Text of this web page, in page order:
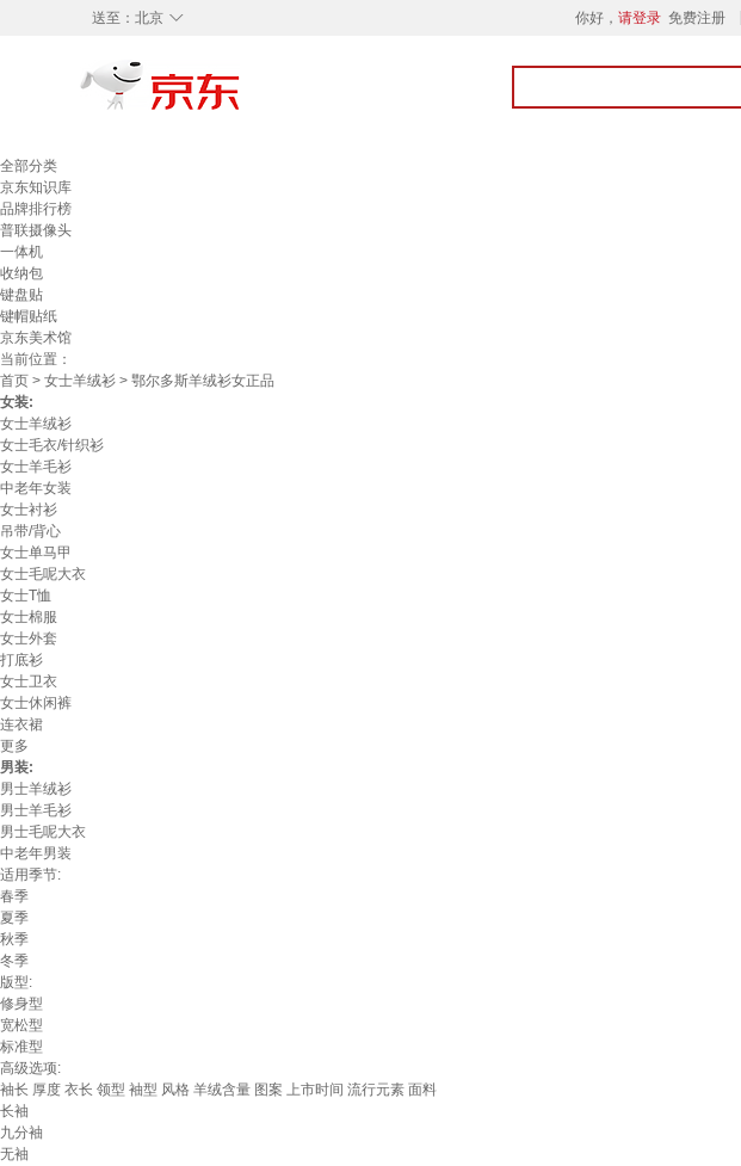
◇
送至： 北京 你好， 请登录 免费注册
全部分类
京东知识库
品牌排行榜
普联摄像头
一体机
收纳包
键盘贴
键帽贴纸
京东美术馆
当前位置：
首页 > 女士羊绒衫 > 鄂尔多斯羊绒衫女正品
女装:
女士羊绒衫
女士毛衣/针织衫
女士羊毛衫
中老年女装
女士衬衫
吊带/背心
女士单马甲
女士毛呢大衣
女士T恤
女士棉服
女士外套
打底衫
女士卫衣
女士休闲裤
连衣裙
更多
男装:
男士羊绒衫
男士羊毛衫
男士毛呢大衣
中老年男装
适用季节:
春季
夏季
秋季
冬季
版型:
修身型
宽松型
标准型
高级选项:
袖长 厚度 衣长 领型 袖型 风格 羊绒含量 图案 上市时间 流行元素 面料
长袖
九分袖
无袖